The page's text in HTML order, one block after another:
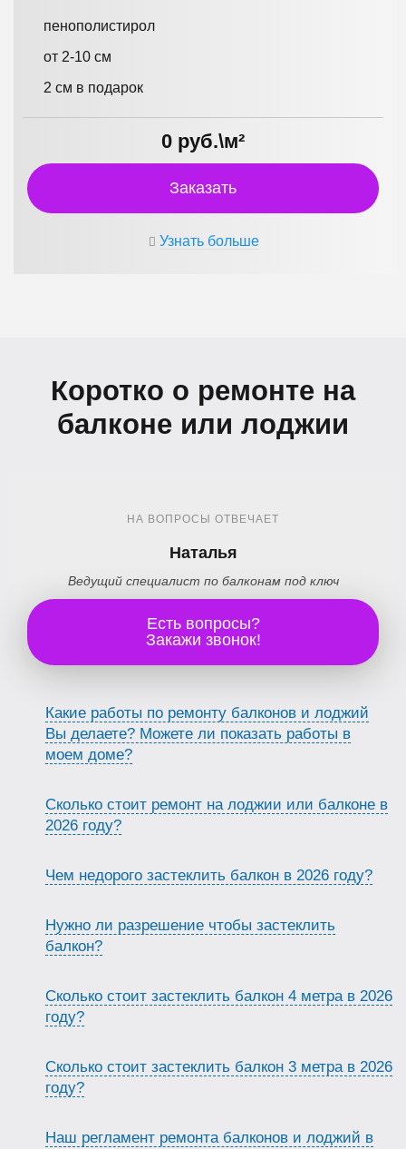
пенополистирол
от 2-10 см
2 см в подарок
0 руб.\м²
Заказать
Узнать больше
Коротко о ремонте на
балконе или лоджии
НА ВОПРОСЫ ОТВЕЧАЕТ
Наталья
Ведущий специалист по балконам под ключ
Есть вопросы?
Закажи звонок!
Какие работы по ремонту балконов и лоджий
Вы делаете? Можете ли показать работы в
моем доме?
Сколько стоит ремонт на лоджии или балконе в
2026 году?
Чем недорого застеклить балкон в 2026 году?
Нужно ли разрешение чтобы застеклить
балкон?
Сколько стоит застеклить балкон 4 метра в 2026
году?
Сколько стоит застеклить балкон 3 метра в 2026
году?
Наш регламент ремонта балконов и лоджий в